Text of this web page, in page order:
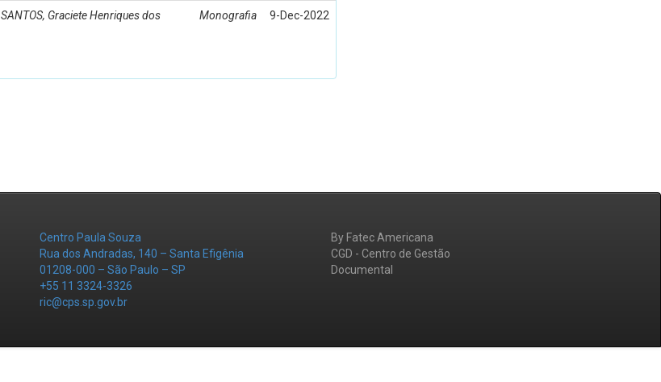
SANTOS, Graciete Henriques dos Monografia 9-Dec-2022
Centro Paula Souza
Rua dos Andradas, 140 – Santa Efigênia
01208-000 – São Paulo – SP
+55 11 3324-3326
ric@cps.sp.gov.br
By Fatec Americana
CGD - Centro de Gestão
Documental